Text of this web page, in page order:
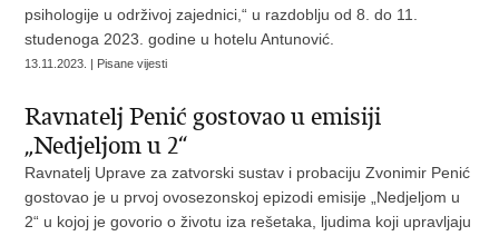
psihologije u održivoj zajednici,“ u razdoblju od 8. do 11.
studenoga 2023. godine u hotelu Antunović.
13.11.2023. | Pisane vijesti
Ravnatelj Penić gostovao u emisiji
„Nedjeljom u 2“
Ravnatelj Uprave za zatvorski sustav i probaciju Zvonimir Penić
gostovao je u prvoj ovosezonskoj epizodi emisije „Nedjeljom u
2“ u kojoj je govorio o životu iza rešetaka, ljudima koji upravljaju